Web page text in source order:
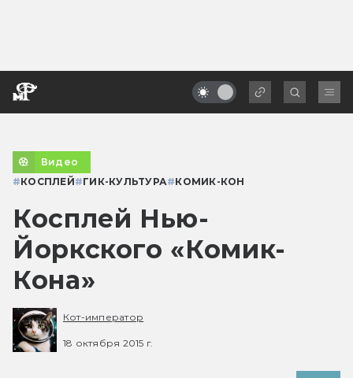
Видео
#КОСПЛЕЙ#ГИК-КУЛЬТУРА#КОМИК-КОН
Косплей Нью-
Йоркского «Комик-
Кона»
Кот-император
18 октября 2015 г.